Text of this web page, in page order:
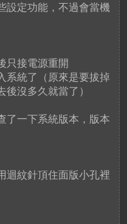
設定功能，不過會當機
只接電源重開
系統了（原來是要拔掉
沒多久就當了）
了一下系統版本，版本
迴紋針頂住面版小孔裡